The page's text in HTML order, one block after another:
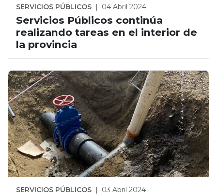
SERVICIOS PÚBLICOS | 04 Abril 2024
Servicios Públicos continúa
realizando tareas en el interior de
la provincia
SERVICIOS PÚBLICOS | 03 Abril 2024